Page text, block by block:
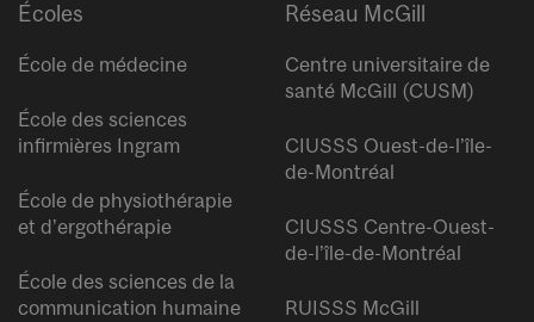
Écoles
École de médecine
École des sciences
infirmières Ingram
École de physiothérapie
et d’ergothérapie
École des sciences de la
communication humaine
Réseau McGill
Centre universitaire de
santé McGill (CUSM)
CIUSSS Ouest-de-l’île-
de-Montréal
CIUSSS Centre-Ouest-
de-l’île-de-Montréal
RUISSS McGill